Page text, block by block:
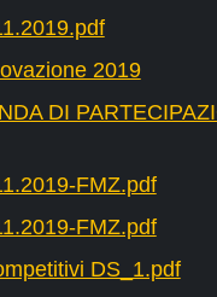
2019
DI
FMZ.pdf
FMZ.pdf
DS_1.pdf